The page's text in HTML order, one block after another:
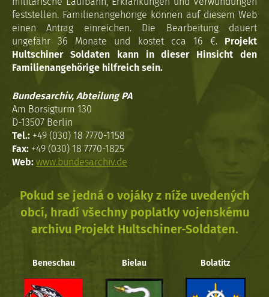
feststellen. Familienangehörige können auf diesem Web
einen Antrag einreichen. Die Bearbeitung dauert
ungefähr 36 Monate und kostet cca 16 €. Projekt
Hultschiner Soldaten kann in dieser Hinsicht den
Familienangehörige hilfreich sein.
Bundesarchiv, Abteilung PA
Am Borsigturm 130
D-13507 Berlin
Tel.: +49 (030) 18 7770-1158
Fax: +49 (030) 18 7770-1825
Web: www.bundesarchiv.de
Pokud se jedná o vojáky z níže uvedených
obcí, hradí všechny poplatky vojenskému
archivu Projekt Hultschiner-Soldaten.
Beneschau Bielau Bolatitz